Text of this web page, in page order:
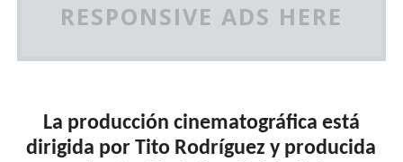
RESPONSIVE ADS HERE
La producción cinematográfica está
dirigida por Tito Rodríguez y producida